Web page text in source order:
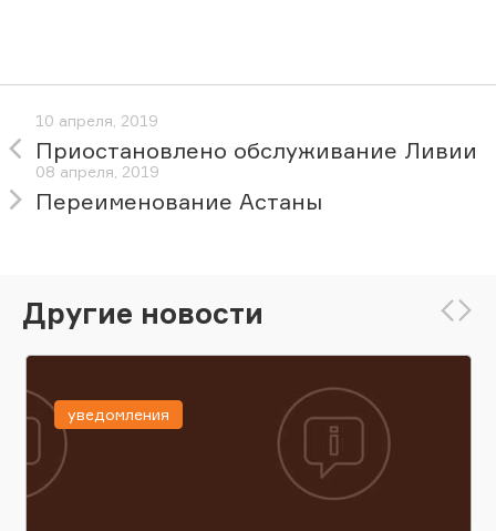
10 апреля, 2019
Приостановлено обслуживание Ливии
08 апреля, 2019
Переименование Астаны
Другие новости
уведомления